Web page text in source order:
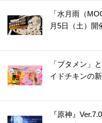
「水月雨（
月5日（土）開
「ブタメン」
イドチキンの
『原神』